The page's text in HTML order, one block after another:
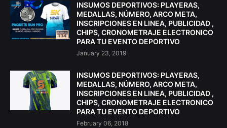
INSUMOS DEPORTIVOS: PLAYERAS,
MEDALLAS, NÚMERO, ARCO META,
INSCRIPCIONES EN LINEA, PUBLICIDAD ,
CHIPS, CRONOMETRAJE ELECTRONICO
PARA TU EVENTO DEPORTIVO
January 23, 2019
INSUMOS DEPORTIVOS: PLAYERAS,
MEDALLAS, NÚMERO, ARCO META,
INSCRIPCIONES EN LINEA, PUBLICIDAD ,
CHIPS, CRONOMETRAJE ELECTRONICO
PARA TU EVENTO DEPORTIVO
February 06, 2018